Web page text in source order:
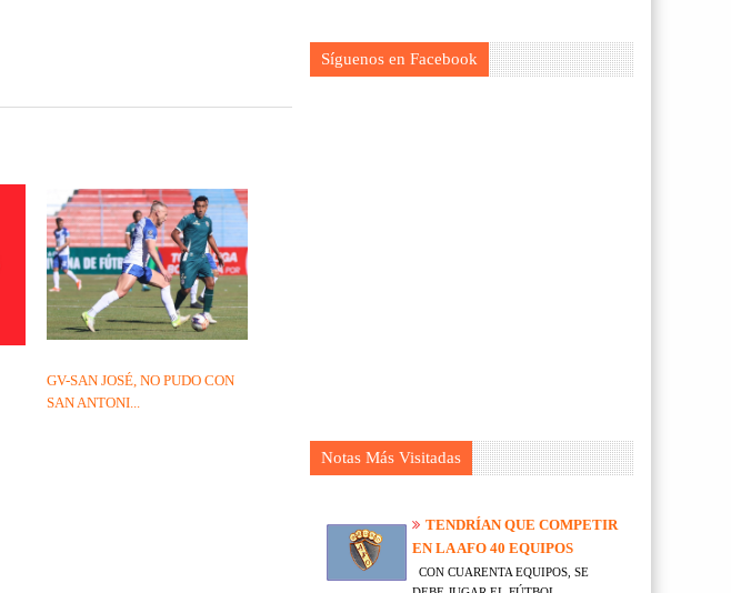
GV-SAN JOSÉ, NO PUDO CON
SAN ANTONI...
Síguenos en Facebook
Notas Más Visitadas
TENDRÍAN QUE COMPETIR
EN LA AFO 40 EQUIPOS
CON CUARENTA EQUIPOS, SE